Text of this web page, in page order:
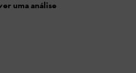
uma análise